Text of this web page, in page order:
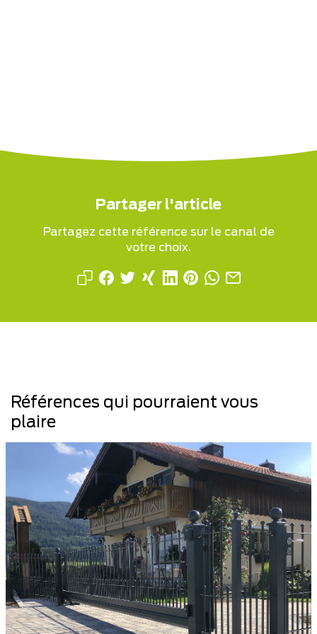
Partager l'article
Partagez cette référence sur le canal de
votre choix.
Références qui pourraient vous
plaire